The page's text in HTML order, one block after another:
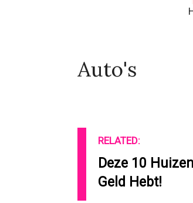
Auto's
RELATED:
Deze 10
Geld Hebt!